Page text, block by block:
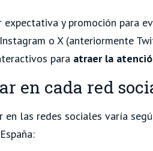
y promoción para
o X (anteriormente
para atraer la
en cada red
en las redes sociales varía